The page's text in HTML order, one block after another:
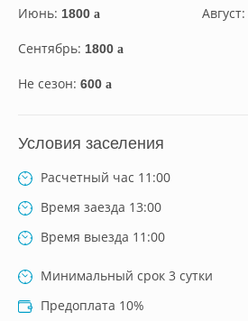
Июнь: 1800 a Август:
Сентябрь: 1800 a
Не сезон: 600 a
Условия заселения
Расчетный час 11:00
Время заезда 13:00
Время выезда 11:00
Минимальный срок 3 сутки
Предоплата 10%